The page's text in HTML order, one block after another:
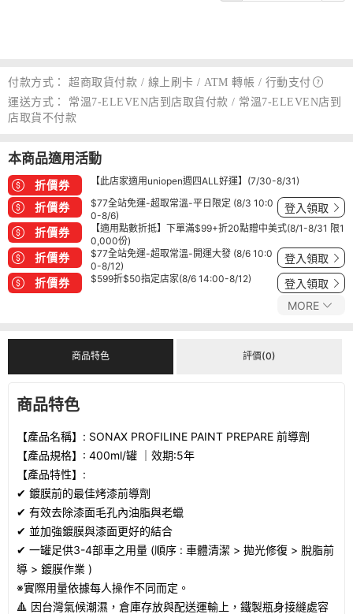
付款方式： 超商取貨付款 / 線上刷卡 / ATM 轉帳 / 行動支付
運送方式：
常溫7-ELEVEN店到店取貨付款 / 常溫7-ELEVEN店到
店取貨不付款
本商品適用活動
折價券 【此店家適用uniopen週四ALL好運】(7/30-8/31)
折價券
$77全站免運-超取常溫-平日限定 (8/3 10:0
0-8/6)
登入領取
折價券
【適用點數折抵】下單滿$99+折20點贈中美式(8/1-8/31 限1
0,000份)
折價券
$77全站免運-超取常溫-開運大發 (8/6 10:0
0-8/12)
登入領取
折價券 $599折$50指定店家(8/6 14:00-8/12) 登入領取
MORE
商品特色 評價(0)
商品特色
【產品名稱】: SONAX PROFILINE PAINT PREPARE 前導劑
【產品規格】: 400ml/罐 ｜效期:5年
【產品特性】:
✔ 鍍膜前的最佳烤漆前導劑
✔ 有效去除漆面毛孔內油脂與老蠟
✔ 並加強鍍膜與漆面更好的結合
✔ 一罐足供3-4部車之用量 (順序 : 車體清潔 > 拋光修復 > 脫脂前
導 > 鍍膜作業 )
※實際用量依據每人操作不同而定。
🔺 因台灣氣候潮濕，倉庫存放與配送運輸上，鐵製瓶身接縫處容